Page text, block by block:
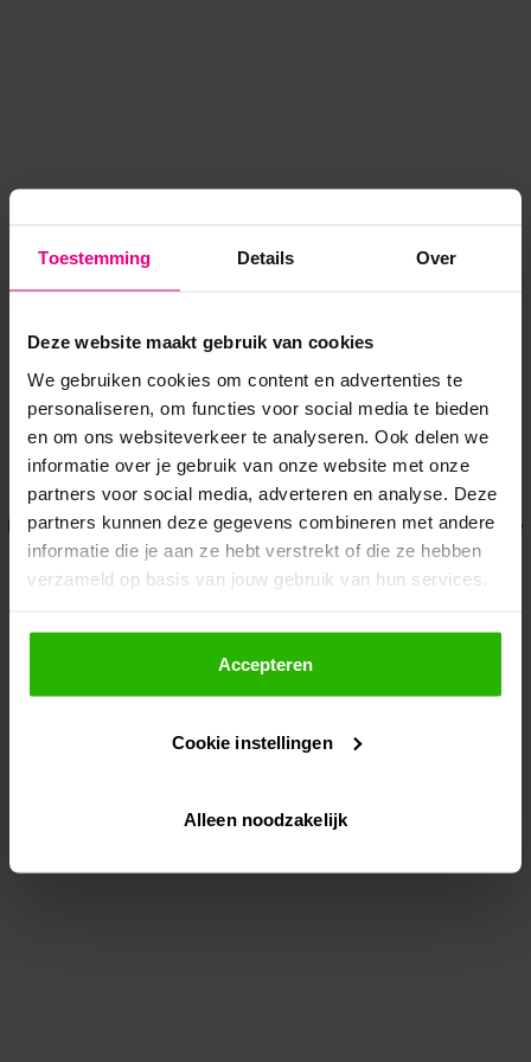
Toestemming Details Over
Deze website maakt gebruik van cookies
We gebruiken cookies om content en advertenties te
personaliseren, om functies voor social media te bieden
en om ons websiteverkeer te analyseren. Ook delen we
informatie over je gebruik van onze website met onze
partners voor social media, adverteren en analyse. Deze
partners kunnen deze gegevens combineren met andere
informatie die je aan ze hebt verstrekt of die ze hebben
verzameld op basis van jouw gebruik van hun services.
Als je op "Accepteer" klikt, dan geef je Voordeeluitjes.nl
toestemming om cookies voor social media en
gepersonaliseerde advertenties te plaatsen.
Lees hier meer over in onsprivacybeleid
Via "Cookie instellingen" kun je ook zelf instellen welke
Accepteren
Cookie instellingen
Alleen noodzakelijk
Application error: a client-side exception has occurred while
loadingwww.voordeeluitjes.nl (see the browser console for more
information).